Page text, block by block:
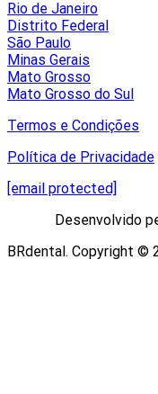
Rio de Janeiro
Distrito Federal
São Paulo
Minas Gerais
Mato Grosso
Mato Grosso do Sul
Termos e Condições
Política de Privacidade
[email protected]
Desenvolvido
BRdental. Copyright ©